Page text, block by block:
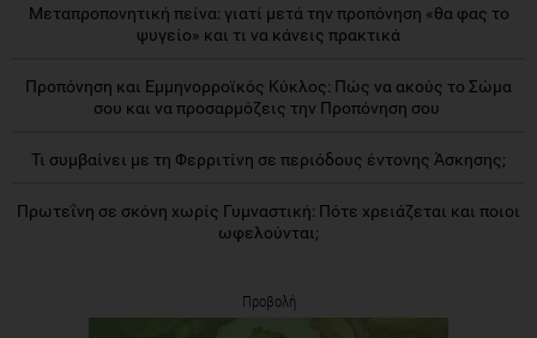
Μεταπροπονητική πείνα: γιατί μετά την προπόνηση «θα φας το
ψυγείο» και τι να κάνεις πρακτικά
Προπόνηση και Εμμηνορροϊκός Κύκλος: Πώς να ακούς το Σώμα
σου και να προσαρμόζεις την Προπόνηση σου
Τι συμβαίνει με τη Φερριτίνη σε περιόδους έντονης Άσκησης;
Πρωτεΐνη σε σκόνη χωρίς Γυμναστική: Πότε χρειάζεται και ποιοι
ωφελούνται;
Προβολή